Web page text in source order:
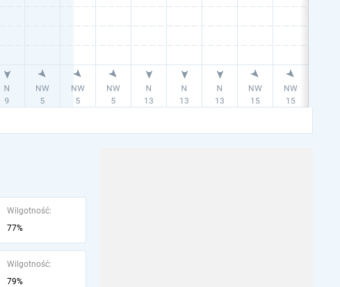
Wilgotność:
77%
Wilgotność:
79%